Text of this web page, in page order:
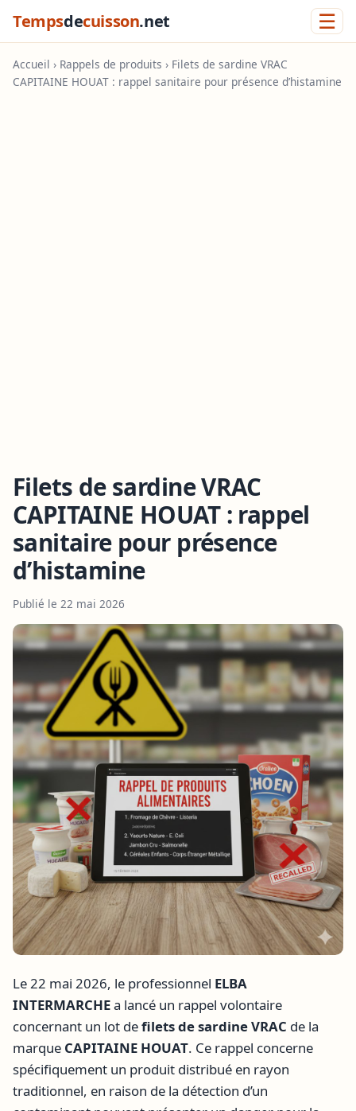
Tempsdecuisson.net ☰
Accueil › Rappels de produits › Filets de sardine VRAC
CAPITAINE HOUAT : rappel sanitaire pour présence d’histamine
Filets de sardine VRAC
CAPITAINE HOUAT : rappel
sanitaire pour présence
d’histamine
Publié le 22 mai 2026
Le 22 mai 2026, le professionnel ELBA
INTERMARCHEa lancé un rappel volontaire
concernant un lot defilets de sardine VRAC de la
marque CAPITAINE HOUAT. Ce rappel concerne
spécifiquement un produit distribué en rayon
traditionnel, en raison de la détection d’un